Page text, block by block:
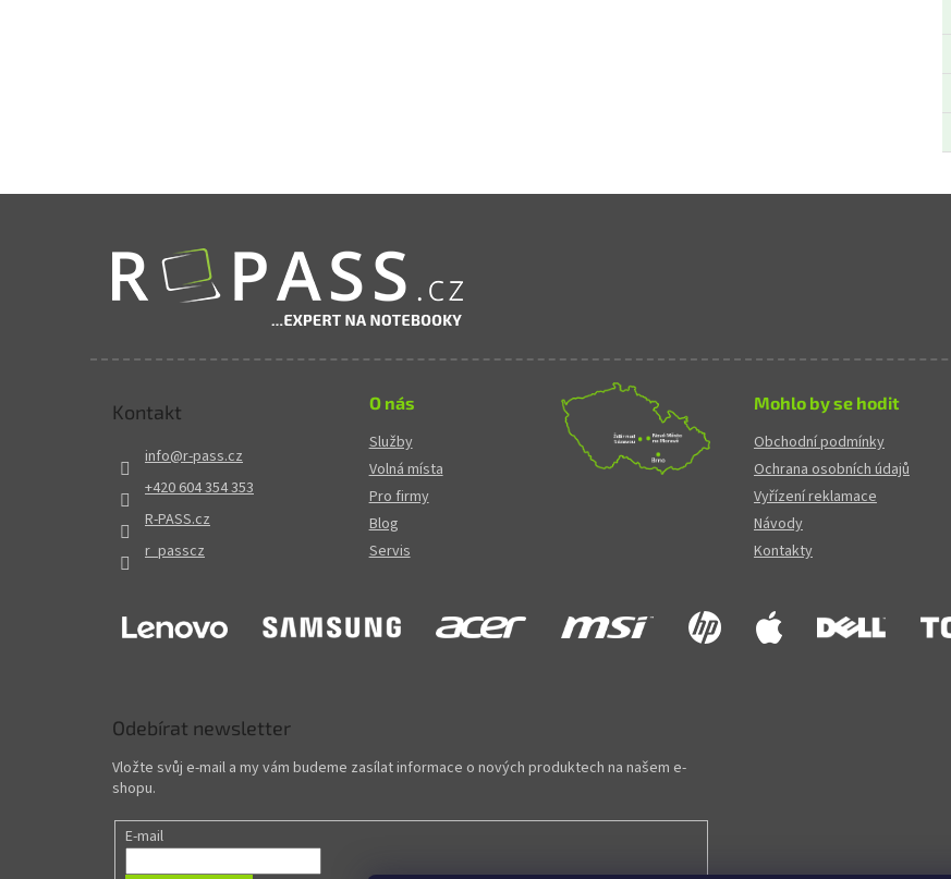
Kontakt
info@r-pass.cz
+420 604 354 353
R-PASS.cz
r_passcz
O nás
Služby
Volná místa
Pro firmy
Blog
Servis
Mohlo by se hodit
Obchodní podmínky
Ochrana osobních údajů
Vyřízení reklamace
Návody
Kontakty
Odebírat newsletter
Vložte svůj e-mail a my vám budeme zasílat informace o nových produktech na našem e-
shopu.
E-mail